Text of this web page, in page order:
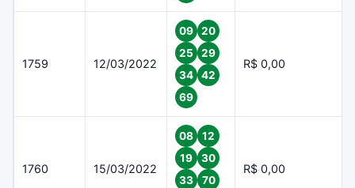
1759 12/03/2022
09
20
25
29
34
42
69
R$ 0,00
1760 15/03/2022
08
12
19
30
33
70
R$ 0,00